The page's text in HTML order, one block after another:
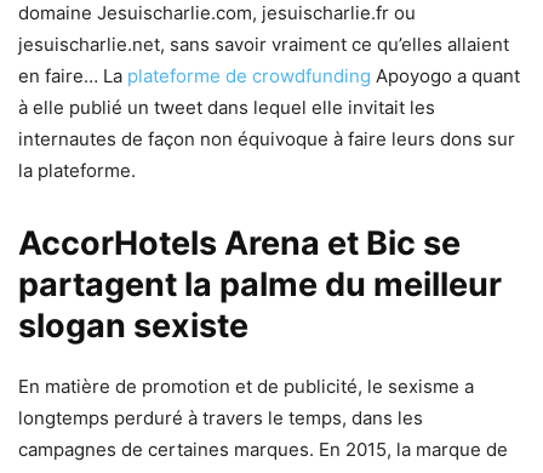
domaine Jesuischarlie.com, jesuischarlie.fr ou
jesuischarlie.net, sans savoir vraiment ce qu’elles allaient
en faire… La plateforme de crowdfunding Apoyogo a quant
à elle publié un tweet dans lequel elle invitait les
internautes de façon non équivoque à faire leurs dons sur
la plateforme.
AccorHotels Arena et Bic se
partagent la palme du meilleur
slogan sexiste
En matière de promotion et de publicité, le sexisme a
longtemps perduré à travers le temps, dans les
campagnes de certaines marques. En 2015, la marque de